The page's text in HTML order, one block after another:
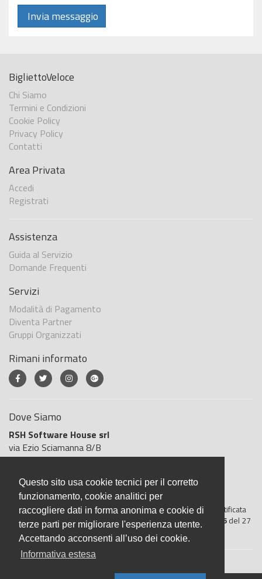
Questo sito usa cookie tecnici per il corretto
funzionamento, cookie analitici per
raccogliere dati in forma anonima e cookie di
terze parti per migliorare l'esperienza utente.
Accettando acconsenti all’uso dei cookie.
Informativa estesa
Invia messaggio
BigliettoVeloce
Chi Siamo
Termini e Condizioni
Cookie Policy
Privacy Policy
Contatti
Area Privata
Accedi
Registrati
Assistenza
Guida al Servizio
Domande Frequenti
Servizi
Modalità di Pagamento
Diventa Partner
Gruppi Organizzati
Rimani informato
Dove Siamo
RSH Software House srl
via Ezio Sciamanna 8/B
00168 Roma
Italia
BigliettoVeloce è basato sulla piattaforma"GeSiFi ver 1.5"
certificata
dall’Agenzia delle Entrate con protocollo numero2021/103896 del 27
aprile 2021